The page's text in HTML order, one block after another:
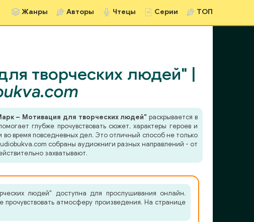
Жанры Авторы Чтецы Серии ТОП
творческих людей" |
– Мотивация для творческих людей" раскрывается в
глубже прочувствовать сюжет, характеры героев и
время повседневных дел. Это отличный способ не только
собраны аудиокниги разных направлений - от
захватывают.
людей" доступна для прослушивания онлайн.
атмосферу произведения. На странице